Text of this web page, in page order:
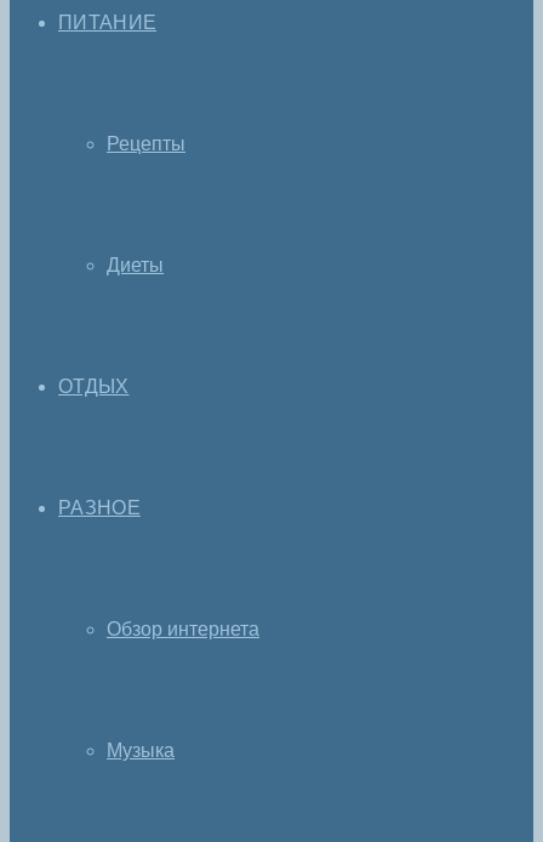
ПИТАНИЕ
Рецепты
Диеты
ОТДЫХ
РАЗНОЕ
Обзор интернета
Музыка